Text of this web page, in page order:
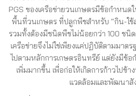
PGS ของเครือข่ายวนเกษตรมีข้อกำหนด
พื้นที่วนเกษตร ที่ปลูกพืชสำหรับ “กิน-ใช้
รวมทั้งต้องมีชนิดพืชไม่น้อยกว่า 100 ชนิ
เครือข่ายจึงไม่ใช่เพียงแค่ปฏิบัติตามมาต
ไปตามหลักการเกษตรอินทรีย์ แต่ยังมีข้อ
เพิ่มมากขึ้น เพื่อก่อให้เกิดการก้าวไปข้
แวดล้อมและพัฒนาสั